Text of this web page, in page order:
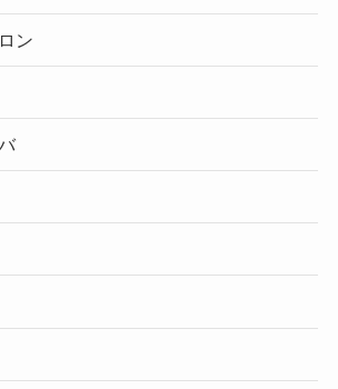
ン